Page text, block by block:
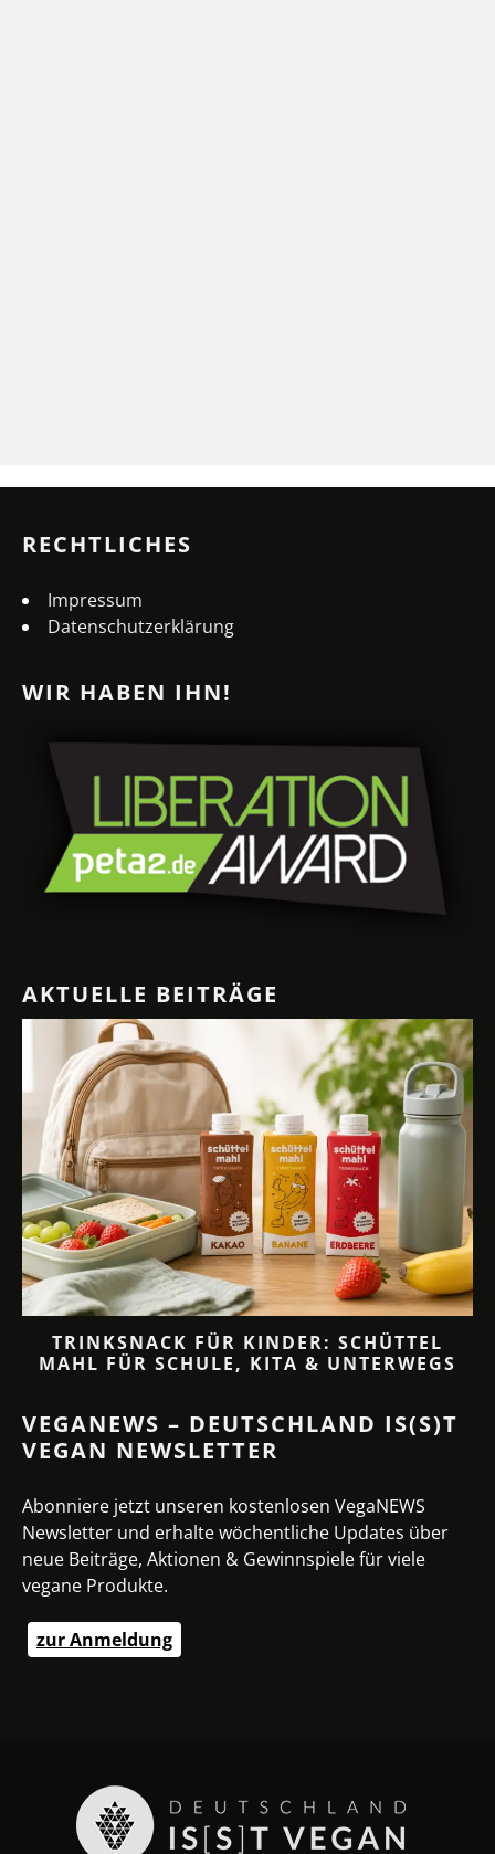
RECHTLICHES
Impressum
Datenschutzerklärung
WIR HABEN IHN!
AKTUELLE BEITRÄGE
TRINKSNACK FÜR KINDER: SCHÜTTEL
MAHL FÜR SCHULE, KITA & UNTERWEGS
VEGANEWS – DEUTSCHLAND IS(S)T
VEGAN NEWSLETTER
Abonniere jetzt unseren kostenlosen VegaNEWS
Newsletter und erhalte wöchentliche Updates über
neue Beiträge, Aktionen & Gewinnspiele für viele
vegane Produkte.
zur Anmeldung